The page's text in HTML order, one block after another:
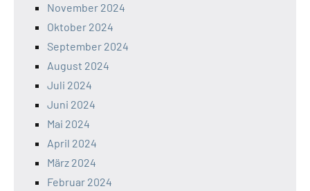
November 2024
Oktober 2024
September 2024
August 2024
Juli 2024
Juni 2024
Mai 2024
April 2024
März 2024
Februar 2024